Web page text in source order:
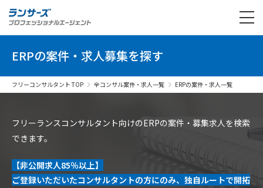
ERPの案件・求人募集を探す
フリーコンサルタント TOP 全コンサル案件・求人一覧 ERPの案件・求人一覧
フリーランスコンサルタント向けのERPの案件・募集求人を検索
できます。
【非公開求人85％以上】
ご登録いただいたコンサルタントの方にのみ、独自ルートで開拓